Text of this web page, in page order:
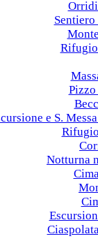
e S.
Notturna